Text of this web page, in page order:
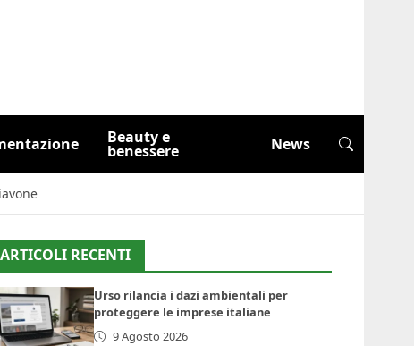
Beauty e
benessere News
ARTICOLI RECENTI
Urso rilancia i dazi ambientali per
proteggere le imprese italiane
9 Agosto 2026